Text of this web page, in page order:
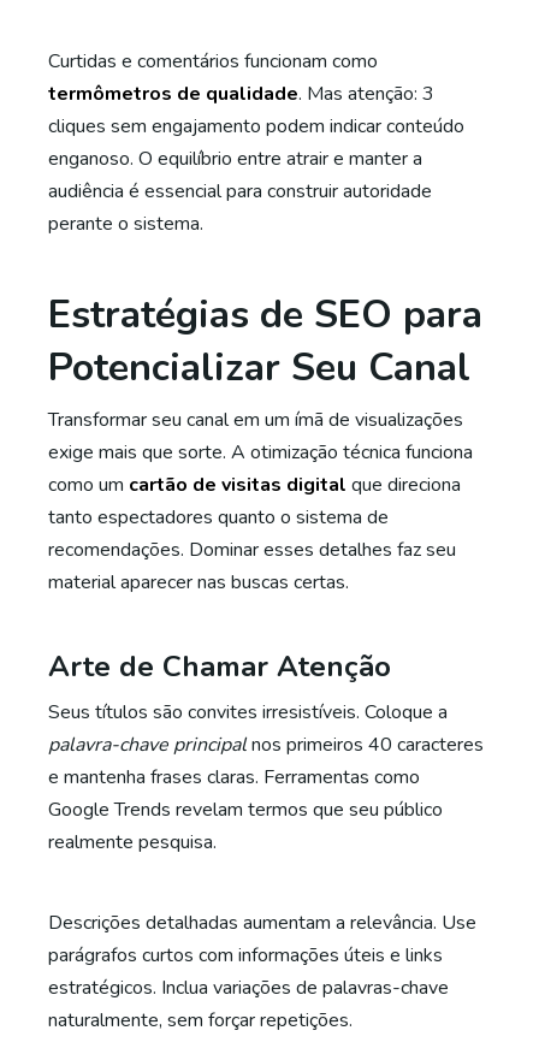
Curtidas e comentários funcionam como
termômetros de qualidade. Mas atenção: 3
cliques sem engajamento podem indicar conteúdo
enganoso. O equilíbrio entre atrair e manter a
audiência é essencial para construir autoridade
perante o sistema.
Estratégias de SEO para
Potencializar Seu Canal
Transformar seu canal em um ímã de visualizações
exige mais que sorte. A otimização técnica funciona
como um cartão de visitas digital que direciona
tanto espectadores quanto o sistema de
recomendações. Dominar esses detalhes faz seu
material aparecer nas buscas certas.
Arte de Chamar Atenção
Seus títulos são convites irresistíveis. Coloque a
palavra-chave principalnos primeiros 40 caracteres
e mantenha frases claras. Ferramentas como
Google Trends revelam termos que seu público
realmente pesquisa.
Descrições detalhadas aumentam a relevância. Use
parágrafos curtos com informações úteis e links
estratégicos. Inclua variações de palavras-chave
naturalmente, sem forçar repetições.